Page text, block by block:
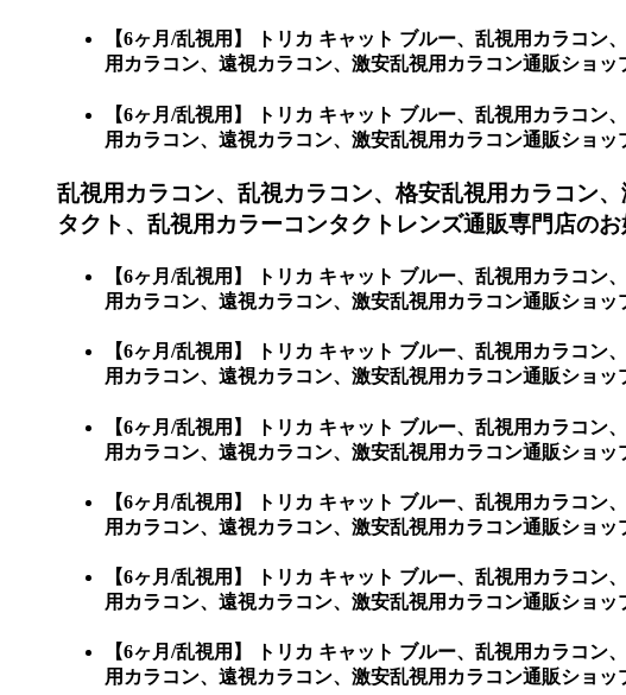
【6ヶ月/乱視用】 トリカ キャット ブルー、乱視用カラコ
用カラコン、遠視カラコン、激安乱視用カラコン通販ショ
【6ヶ月/乱視用】 トリカ キャット ブルー、乱視用カラコ
用カラコン、遠視カラコン、激安乱視用カラコン通販ショッ
乱視用カラコン、乱視カラコン、格安乱視用カラコン
タクト、乱視用カラーコンタクトレンズ通販専門店の
【6ヶ月/乱視用】 トリカ キャット ブルー、乱視用カラコ
用カラコン、遠視カラコン、激安乱視用カラコン通販ショ
【6ヶ月/乱視用】 トリカ キャット ブルー、乱視用カラコ
用カラコン、遠視カラコン、激安乱視用カラコン通販ショッ
【6ヶ月/乱視用】 トリカ キャット ブルー、乱視用カラコ
用カラコン、遠視カラコン、激安乱視用カラコン通販ショッ
【6ヶ月/乱視用】 トリカ キャット ブルー、乱視用カラコ
用カラコン、遠視カラコン、激安乱視用カラコン通販ショッ
【6ヶ月/乱視用】 トリカ キャット ブルー、乱視用カラコ
用カラコン、遠視カラコン、激安乱視用カラコン通販ショ
【6ヶ月/乱視用】 トリカ キャット ブルー、乱視用カラコ
用カラコン、遠視カラコン、激安乱視用カラコン通販ショッ